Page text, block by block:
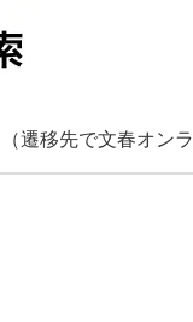
（遷移先で文春オンラ